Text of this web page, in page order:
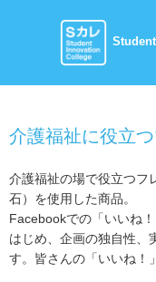
介護福祉に役立
介護福祉の場で役立つフ
石）を使用した商品。
Facebookでの「いいね
はじめ、企画の独自性、
す。皆さんの「いいね！